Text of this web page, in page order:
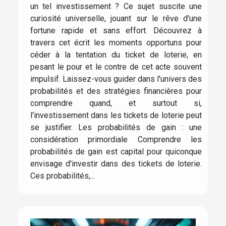
un tel investissement ? Ce sujet suscite une
curiosité universelle, jouant sur le rêve d'une
fortune rapide et sans effort. Découvrez à
travers cet écrit les moments opportuns pour
céder à la tentation du ticket de loterie, en
pesant le pour et le contre de cet acte souvent
impulsif. Laissez-vous guider dans l'univers des
probabilités et des stratégies financières pour
comprendre quand, et surtout si,
l'investissement dans les tickets de loterie peut
se justifier. Les probabilités de gain : une
considération primordiale Comprendre les
probabilités de gain est capital pour quiconque
envisage d'investir dans des tickets de loterie.
Ces probabilités,...